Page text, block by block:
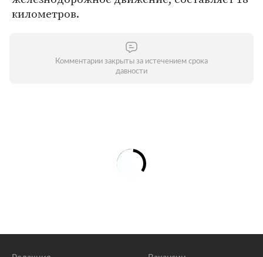
километров.
Комментарии закрыты за истечением срока
давности